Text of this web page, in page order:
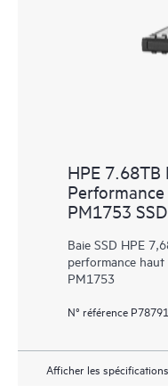
HPE 7.68TB
Performance
PM1753 SSD
Baie SSD HPE
performance haut
PM1753
N° référence
Afficher les spécifications